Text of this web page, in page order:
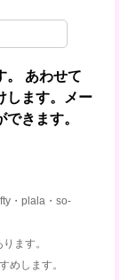
。 あわせて
します。メー
きます。
・plala・so-
ます。
めします。